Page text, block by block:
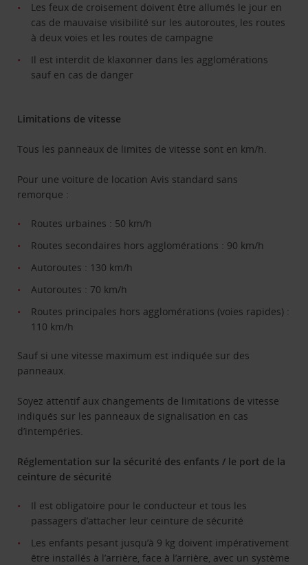
Les feux de croisement doivent être allumés le jour en
cas de mauvaise visibilité sur les autoroutes, les routes
à deux voies et les routes de campagne
Il est interdit de klaxonner dans les agglomérations
sauf en cas de danger
Limitations de vitesse
Tous les panneaux de limites de vitesse sont en km/h.
Pour une voiture de location Avis standard sans
remorque :
Routes urbaines : 50 km/h
Routes secondaires hors agglomérations : 90 km/h
Autoroutes : 130 km/h
Autoroutes : 70 km/h
Routes principales hors agglomérations (voies rapides) :
110 km/h
Sauf si une vitesse maximum est indiquée sur des
panneaux.
Soyez attentif aux changements de limitations de vitesse
indiqués sur les panneaux de signalisation en cas
d’intempéries.
Réglementation sur la sécurité des enfants / le port de la
ceinture de sécurité
Il est obligatoire pour le conducteur et tous les
passagers d’attacher leur ceinture de sécurité
Les enfants pesant jusqu’à 9 kg doivent impérativement
être installés à l’arrière, face à l’arrière, avec un système